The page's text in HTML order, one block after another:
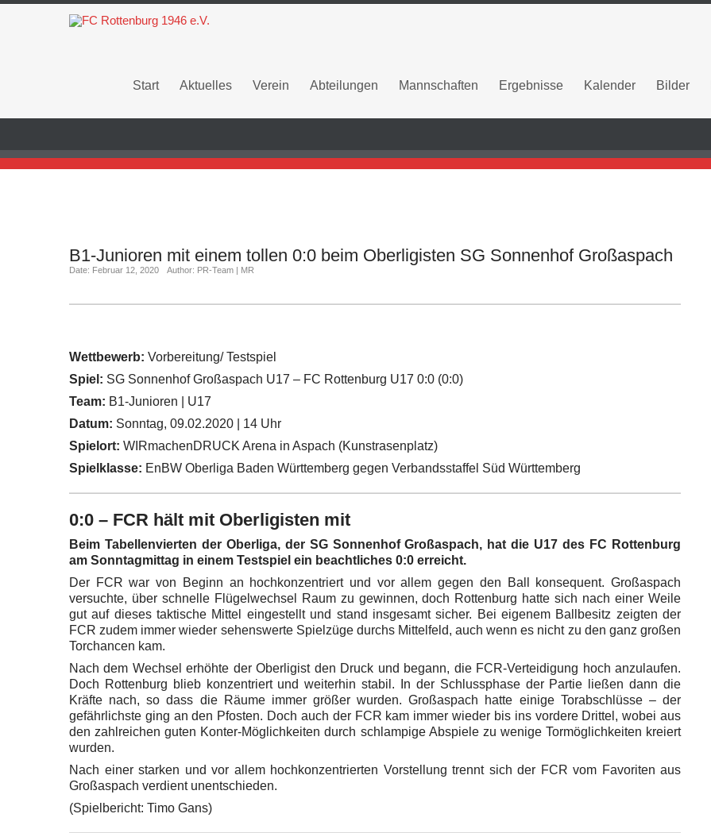
Start Aktuelles Verein Abteilungen Mannschaften Ergebnisse Kalender Bilder
B1-Junioren mit einem tollen 0:0 beim Oberligisten SG Sonnenhof Großaspach
Date: Februar 12, 2020 Author: PR-Team | MR
Wettbewerb: Vorbereitung/ Testspiel
Spiel: SG Sonnenhof Großaspach U17 – FC Rottenburg U17 0:0 (0:0)
Team: B1-Junioren | U17
Datum: Sonntag, 09.02.2020 | 14 Uhr
Spielort: WIRmachenDRUCK Arena in Aspach (Kunstrasenplatz)
Spielklasse: EnBW Oberliga Baden Württemberg gegen Verbandsstaffel Süd Württemberg
0:0 – FCR hält mit Oberligisten mit
Beim Tabellenvierten der Oberliga, der SG Sonnenhof Großaspach, hat die U17 des FC Rottenburg
am Sonntagmittag in einem Testspiel ein beachtliches 0:0 erreicht.
Der FCR war von Beginn an hochkonzentriert und vor allem gegen den Ball konsequent. Großaspach
versuchte, über schnelle Flügelwechsel Raum zu gewinnen, doch Rottenburg hatte sich nach einer Weile
gut auf dieses taktische Mittel eingestellt und stand insgesamt sicher. Bei eigenem Ballbesitz zeigten der
FCR zudem immer wieder sehenswerte Spielzüge durchs Mittelfeld, auch wenn es nicht zu den ganz großen
Torchancen kam.
Nach dem Wechsel erhöhte der Oberligist den Druck und begann, die FCR-Verteidigung hoch anzulaufen.
Doch Rottenburg blieb konzentriert und weiterhin stabil. In der Schlussphase der Partie ließen dann die
Kräfte nach, so dass die Räume immer größer wurden. Großaspach hatte einige Torabschlüsse – der
gefährlichste ging an den Pfosten. Doch auch der FCR kam immer wieder bis ins vordere Drittel, wobei aus
den zahlreichen guten Konter-Möglichkeiten durch schlampige Abspiele zu wenige Tormöglichkeiten kreiert
wurden.
Nach einer starken und vor allem hochkonzentrierten Vorstellung trennt sich der FCR vom Favoriten aus
Großaspach verdient unentschieden.
(Spielbericht: Timo Gans)